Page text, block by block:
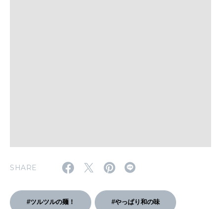
2026年2月号「良運を掴む 新・開運術。」
SHARE
#ツルツルの麺！ #やっぱり和の味